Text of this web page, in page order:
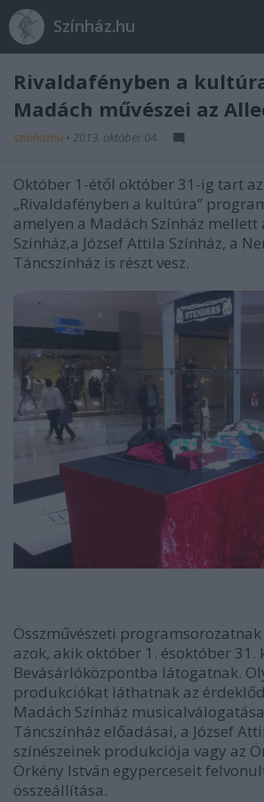
Színház.hu
Rivaldafényben a
Madách művészei az
szinhazhu • 2013. október 04.
Október 1-étől október 31-ig tart
„Rivaldafényben a kultúra”
amelyen a Madách Színház mellett
Színház,a József Attila Színház, a
Táncszínház is részt vesz.
Összművészeti
azok, akik október 1. ésoktóber 31 .
Bevásárlóközpontba látogatnak.
produkciókat láthatnak az
Madách Színház
Táncszínház előadásai, a József
színészeinek produkciója vagy az
Örkény István egyperceseit
összeállítása.